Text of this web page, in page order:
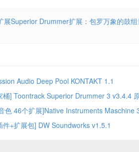
展Superior Drummer扩展：包罗万象的鼓
Audio Deep Pool KONTAKT 1.1
桶] Toontrack Superior Drummer 3 v3.4.4
+使用教程 [WiN MacOSX] (2010GB)
色 46个扩展]Native Instruments Maschine
）
件+扩展包] DW Soundworks v1.5.1